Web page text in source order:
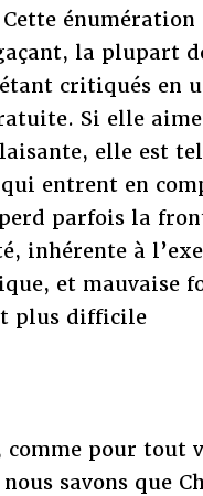
énumération
la plupart
critiqués en
Si elle aime
elle est
qui entrent en
parfois la
inhérente à
et mauvaise
plus difficile
comme pour tout
savons que